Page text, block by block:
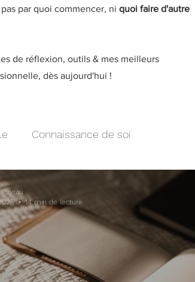
par quoi commencer, ni quoi faire d'autre
de réflexion, outils & mes meilleurs
dès aujourd'hui !
Connaissance de soi
14 min de lecture